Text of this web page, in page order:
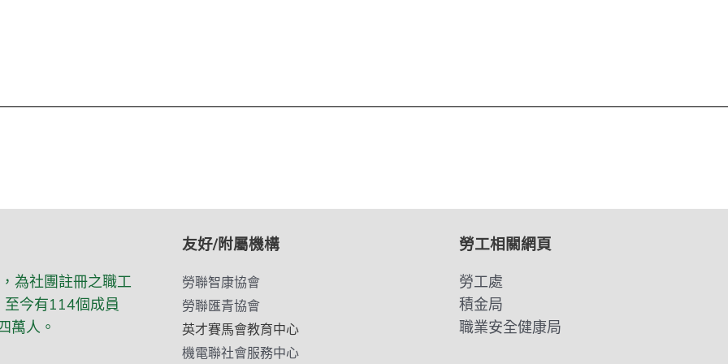
為社團註冊之職工
今有114個成員
萬人。
友好/附屬機構
勞聯智康協會
勞聯匯青協會
英才賽馬會教育中心
機電聯社會服務中心
勞工相關網頁
勞工處
積金局
職業安全健康局